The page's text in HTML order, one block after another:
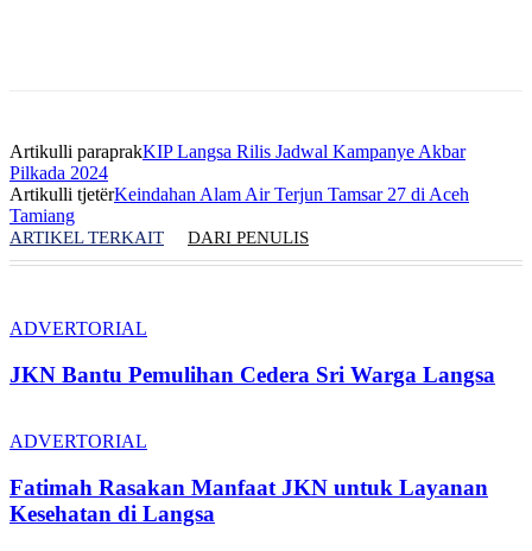
Artikulli paraprakKIP Langsa Rilis Jadwal Kampanye Akbar
Pilkada 2024
Artikulli tjetërKeindahan Alam Air Terjun Tamsar 27 di Aceh
Tamiang
ARTIKEL TERKAIT DARI PENULIS
ADVERTORIAL
JKN Bantu Pemulihan Cedera Sri Warga Langsa
ADVERTORIAL
Fatimah Rasakan Manfaat JKN untuk Layanan
Kesehatan di Langsa